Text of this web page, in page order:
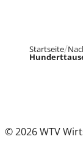
Startseite
© 2026 WTV